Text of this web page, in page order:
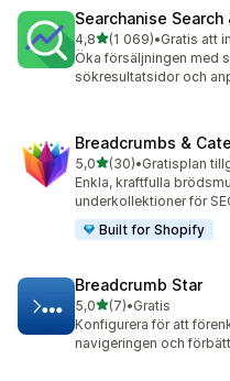
Searchanise Search
4,8av 5 stjärnor
(1 069)
1069 recensioner totalt
•Gratis att
Öka försäljningen med
sökresultatsidor och
Breadcrumbs &
5,0av 5 stjärnor
(30)
30 recensioner totalt
•Gratisplan
Enkla, kraftfulla
underkollektioner för
Built for Shopify
Breadcrumb Star
5,0av 5 stjärnor
(7)
7 recensioner totalt
•Gratis
Konfigurera för att
navigeringen och